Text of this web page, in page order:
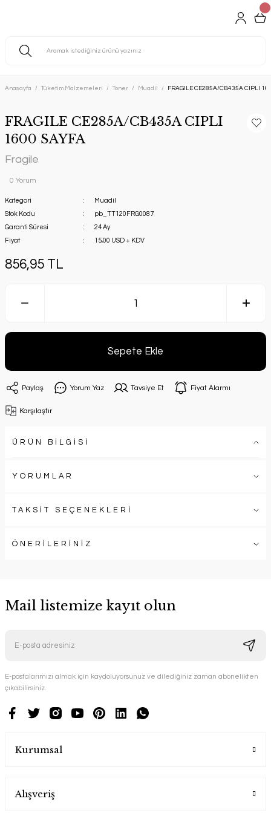
Anasayfa Tüketim Malzemeleri Toner Muadil FRAGILE CE285A/CB435A CIPLI
FRAGILE CE285A/CB435A CIPLI
1600 SAYFA
Fragile
0 Yorum
Kategori
Muadil
Stok Kodu
pb_TT120FRG0087
Garanti Süresi
24 Ay
Fiyat
15,00 USD + KDV
856,95 TL
Sepete Ekle
Paylaş Yorum Yaz Tavsiye Et Fiyat Alarmı
Karşılaştır
ÜRÜN BİLGİSİ
YORUMLAR
TAKSİT SEÇENEKLERİ
ÖNERİLERİNİZ
Mail listemize kayıt olun
E-postalarımızı almak için kaydoluyorsunuz ve dilediğiniz zaman abonelikten
çıkabilirsiniz.
Kurumsal
Alışveriş